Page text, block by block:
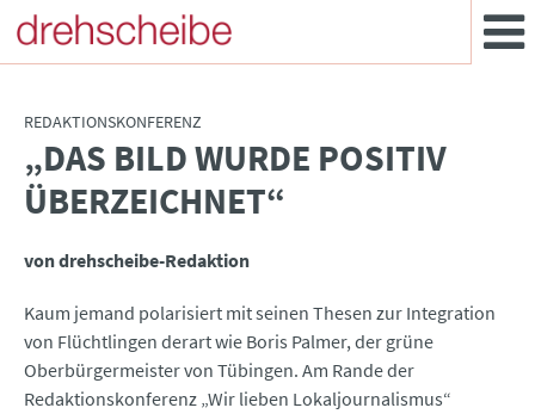
REDAKTIONSKONFERENZ
„DAS BILD WURDE POSITIV
ÜBERZEICHNET“
von drehscheibe-Redaktion
Kaum jemand polarisiert mit seinen Thesen zur Integration
von Flüchtlingen derart wie Boris Palmer, der grüne
Oberbürgermeister von Tübingen. Am Rande der
Redaktionskonferenz „Wir lieben Lokaljournalismus“